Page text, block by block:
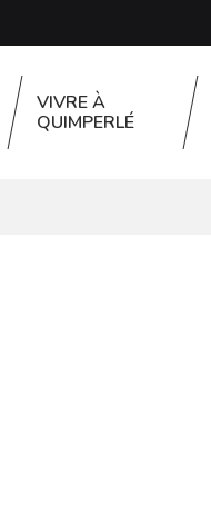
VIVRE À
QUIMPERLÉ